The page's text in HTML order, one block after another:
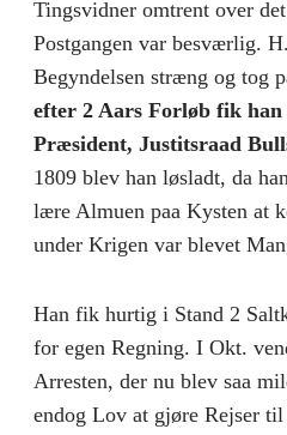
Tingsvidner omtrent over
Postgangen var besværlig.
Begyndelsen stræng og tog
efter 2 Aars Forløb fik
Præsident, Justitsraad
1809 blev han løsladt, da
lære Almuen paa Kysten at
under Krigen var blevet
Han fik hurtig i Stand 2
for egen Regning. I Okt.
Arresten, der nu blev saa
endog Lov at gjøre Rejser